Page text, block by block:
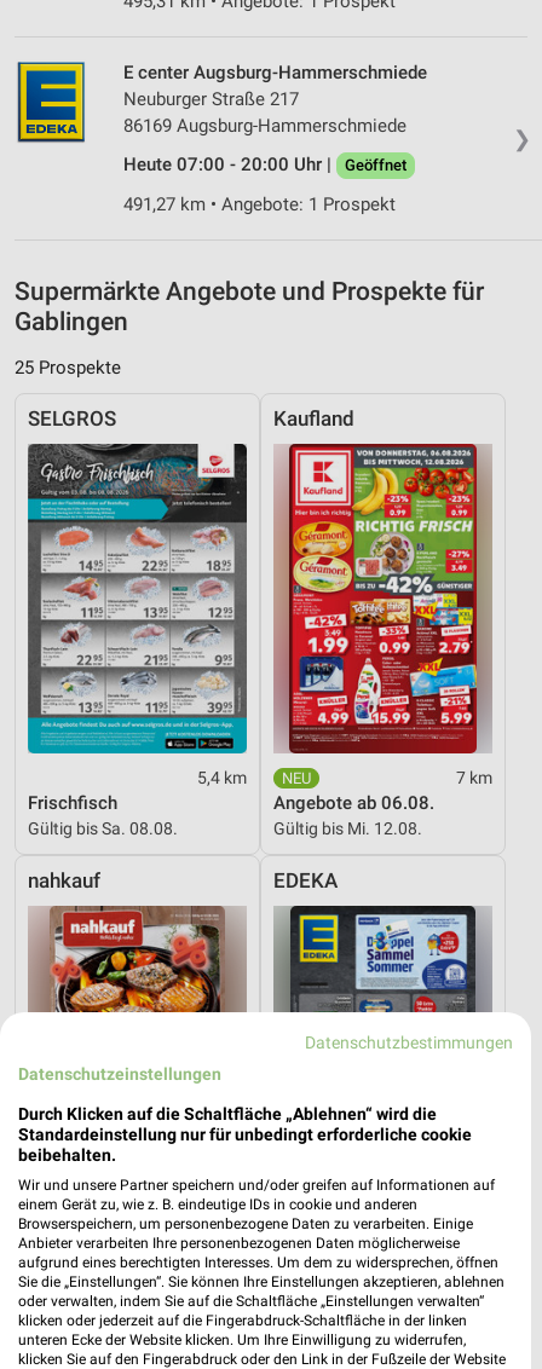
❯
E center Augsburg-Hammerschmiede
Neuburger Straße 217
86169 Augsburg-Hammerschmiede
Heute 07:00 - 20:00 Uhr |
Geöffnet
491,27 km • Angebote: 1 Prospekt
Supermärkte Angebote und Prospekte für
Gablingen
25 Prospekte
SELGROS
5,4 km
Frischfisch
Gültig bis Sa. 08.08.
Kaufland
7 km
Angebote ab 06.08.
Gültig bis Mi. 12.08.
nahkauf
15,2 km
Angebote ab 03.08.
Gültig bis Sa. 08.08.
EDEKA
0,3 km
Angebote ab 03.08.
Gültig bis Sa. 08.08.
REWE SELGROS
Datenschutzbestimmungen
Datenschutzeinstellungen
Durch Klicken auf die Schaltfläche „Ablehnen“ wird die
Standardeinstellung nur für unbedingt erforderliche cookie
beibehalten.
Wir und unsere Partner speichern und/oder greifen auf Informationen auf
einem Gerät zu, wie z. B. eindeutige IDs in cookie und anderen
Browserspeichern, um personenbezogene Daten zu verarbeiten. Einige
Anbieter verarbeiten Ihre personenbezogenen Daten möglicherweise
aufgrund eines berechtigten Interesses. Um dem zu widersprechen, öffnen
Sie die „Einstellungen“. Sie können Ihre Einstellungen akzeptieren, ablehnen
oder verwalten, indem Sie auf die Schaltfläche „Einstellungen verwalten“
klicken oder jederzeit auf die Fingerabdruck-Schaltfläche in der linken
unteren Ecke der Website klicken. Um Ihre Einwilligung zu widerrufen,
klicken Sie auf den Fingerabdruck oder den Link in der Fußzeile der Website